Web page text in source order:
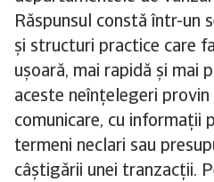
Răspunsul constă într-un
și structuri practice care
ușoară, mai rapidă și mai
aceste neînțelegeri provin
comunicare, cu informații
termeni neclari sau
câștigării unei tranzacții.